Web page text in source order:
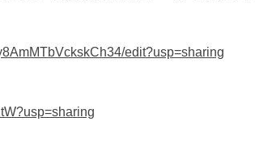
edit?usp=sharing